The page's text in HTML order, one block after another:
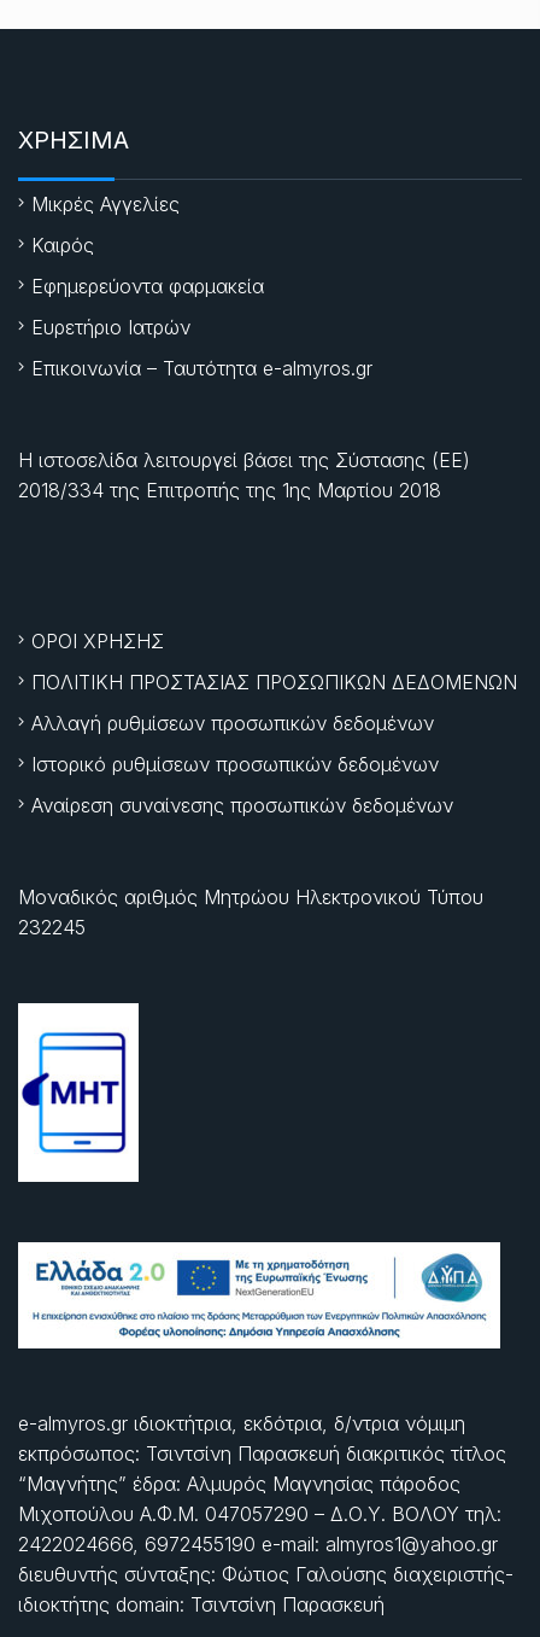
ΧΡΗΣΙΜΑ
Μικρές Αγγελίες
Καιρός
Εφημερεύοντα φαρμακεία
Ευρετήριο Ιατρών
Επικοινωνία – Ταυτότητα e-almyros.gr
Η ιστοσελίδα λειτουργεί βάσει της Σύστασης (ΕΕ)
2018/334 της Επιτροπής της 1ης Μαρτίου 2018
ΟΡΟΙ ΧΡΗΣΗΣ
ΠΟΛΙΤΙΚΗ ΠΡΟΣΤΑΣΙΑΣ ΠΡΟΣΩΠΙΚΩΝ ΔΕΔΟΜΕΝΩΝ
Αλλαγή ρυθμίσεων προσωπικών δεδομένων
Ιστορικό ρυθμίσεων προσωπικών δεδομένων
Αναίρεση συναίνεσης προσωπικών δεδομένων
Μοναδικός αριθμός Μητρώου Ηλεκτρονικού Τύπου
232245
e-almyros.gr ιδιοκτήτρια, εκδότρια, δ/ντρια νόμιμη
εκπρόσωπος: Τσιντσίνη Παρασκευή διακριτικός τίτλος
“Μαγνήτης” έδρα: Αλμυρός Μαγνησίας πάροδος
Μιχοπούλου Α.Φ.Μ. 047057290 – Δ.Ο.Υ. ΒΟΛΟΥ τηλ:
2422024666, 6972455190 e-mail: almyros1@yahoo.gr
διευθυντής σύνταξης: Φώτιος Γαλούσης διαχειριστής-
ιδιοκτήτης domain: Τσιντσίνη Παρασκευή